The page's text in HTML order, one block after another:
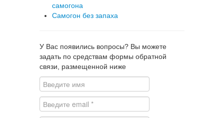
самогона
Самогон без запаха
У Вас появились вопросы? Вы можете
задать по средствам формы обратной
связи, размещенной ниже